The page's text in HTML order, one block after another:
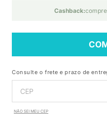
Cashback:
Consulte o frete e prazo de
NÃO SEI MEU CEP